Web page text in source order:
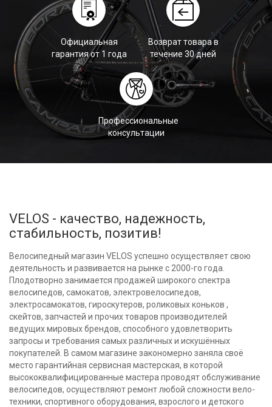
Официальная
гарантия от 1 года
Возврат товара в
течение 30 дней
Профессиональные
консультации
VELOS - качество, надежность,
стабильность, позитив!
Велосипедный магазин VELOS успешно осуществляет свою
деятельность и развивается на рынке с 2000-го года.
Плодотворно занимается продажей широкого спектра
велосипедов, самокатов, электровелосипедов,
электросамокатов, гироскутеров, роликовых коньков ,
скейтов, запчастей и прочих товаров производителей
ведущих мировых брендов, способного удовлетворить
запросы и требования самых различных и искушённых
покупателей. В самом магазине закономерно заняла своё
место гарантийная сервисная мастерская, в которой
высококвалифицированные мастера проводят обслуживание
велосипедов, осуществляют ремонт любой сложности вело-
техники, спортивного оборудования, взрослого и детского